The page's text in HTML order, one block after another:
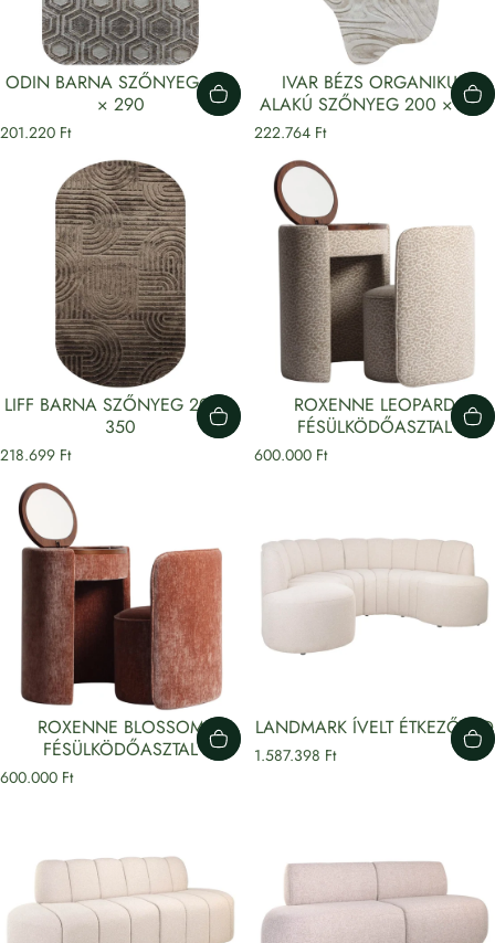
ODIN BARNA SZŐNYEG 200
× 290
201.220 Ft
IVAR BÉZS ORGANIKUS
ALAKÚ SZŐNYEG 200 × 350
222.764 Ft
LIFF BARNA SZŐNYEG 200 ×
350
218.699 Ft
ROXENNE LEOPARD
FÉSÜLKÖDŐASZTAL
600.000 Ft
ROXENNE BLOSSOM
FÉSÜLKÖDŐASZTAL
600.000 Ft
LANDMARK ÍVELT ÉTKEZŐPAD
1.587.398 Ft